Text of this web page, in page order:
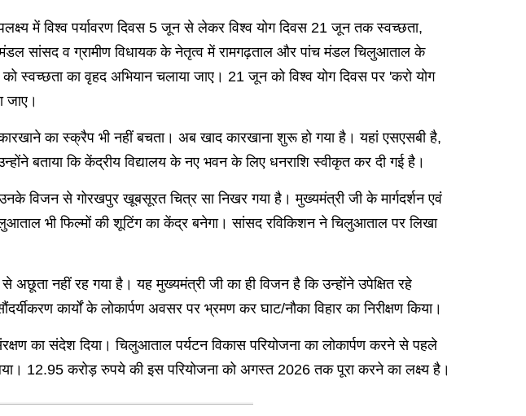
में विश्व पर्यावरण दिवस 5 जून से लेकर विश्व योग दिवस 21 जून तक स्वच्छता,
सांसद व ग्रामीण विधायक के नेतृत्व में रामगढ़ताल और पांच मंडल चिलुआताल के
का वृहद अभियान चलाया जाए। 21 जून को विश्व योग दिवस पर 'करो योग
जाए।
का स्क्रैप भी नहीं बचता। अब खाद कारखाना शुरू हो गया है। यहां एसएसबी है,
बताया कि केंद्रीय विद्यालय के नए भवन के लिए धनराशि स्वीकृत कर दी गई है।
विजन से गोरखपुर खूबसूरत चित्र सा निखर गया है। मुख्यमंत्री जी के मार्गदर्शन एवं
भी फिल्मों की शूटिंग का केंद्र बनेगा। सांसद रविकिशन ने चिलुआताल पर लिखा
अछूता नहीं रह गया है। यह मुख्यमंत्री जी का ही विजन है कि उन्होंने उपेक्षित रहे
कार्यों के लोकार्पण अवसर पर भ्रमण कर घाट/नौका विहार का निरीक्षण किया।
का संदेश दिया। चिलुआताल पर्यटन विकास परियोजना का लोकार्पण करने से पहले
12.95 करोड़ रुपये की इस परियोजना को अगस्त 2026 तक पूरा करने का लक्ष्य है।